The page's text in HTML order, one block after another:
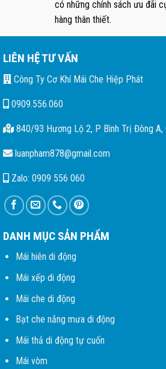
có những chính sách ưu đãi
hàng thân thiết.
LIÊN HỆ TƯ VẤN
Công Ty Cơ Khí Mái Che Hiệp Phát
0909.556.060
840/93 Hương Lộ 2, P Bình Trị Đông A,
luanpham878@gmail.com
Zalo: 0909 556 060
DANH MỤC SẢN PHẨM
Mái hiên di động
Mái xếp di động
Mái che di động
Bạt che nắng mưa di động
Mái thả di động tự cuốn
Mái vòm